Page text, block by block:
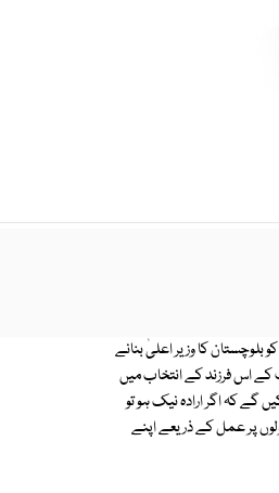
کا وزیر اعلیٰ بنانے
کے اس فرزند کے انتخاب میں
گے کہ اگر ارادہ نیک ہو تو
پر عمل کے ذریعے اپنے